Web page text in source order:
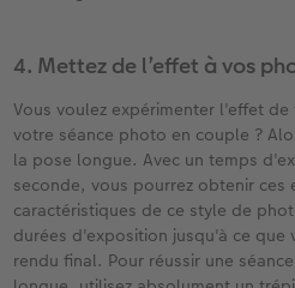
4. Mettez de l’effet à vos
Vous voulez expérimenter l'effet
votre séance photo en couple ?
la pose longue. Avec un temps
seconde, vous pourrez obtenir ces
caractéristiques de ce style de
durées d'exposition jusqu'à ce que
rendu final. Pour réussir une